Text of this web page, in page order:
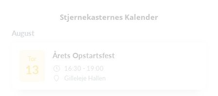
Stjernekasternes Kalender
August
Tor
13
Årets Opstartsfest
16:30 - 19:00
Gilleleje Hallen